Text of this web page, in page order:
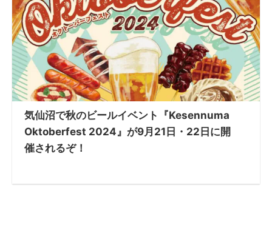
気仙沼で秋のビールイベント『Kesennuma
Oktoberfest 2024』が9月21日・22日に開
催されるぞ！